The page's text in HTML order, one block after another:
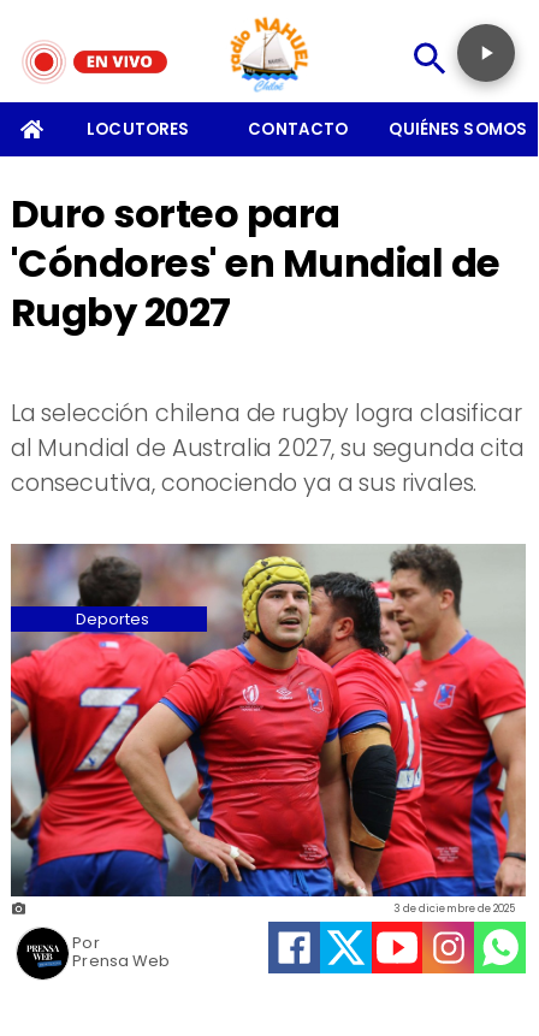
LOCUTORES CONTACTO QUIÉNES SOMOS
Duro sorteo para
'Cóndores' en Mundial de
Rugby 2027
La selección chilena de rugby logra clasificar
al Mundial de Australia 2027, su segunda cita
consecutiva, conociendo ya a sus rivales.
Prensa Web
3 de diciembre de 2025
Deportes
Por